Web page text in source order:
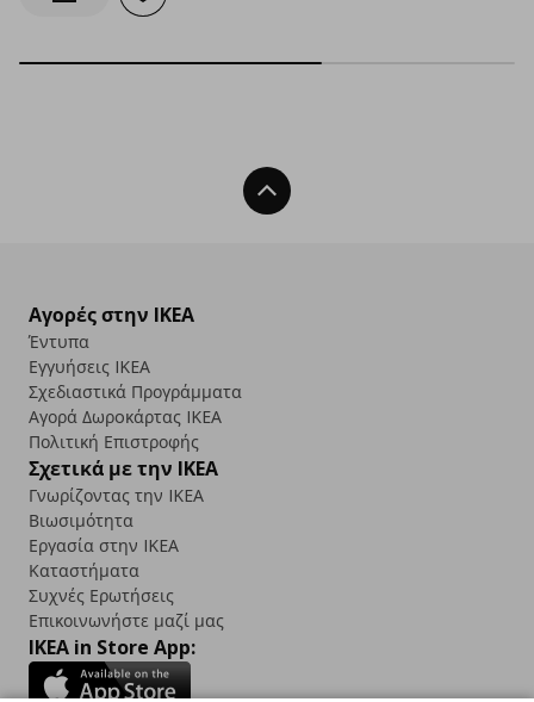
Back To Top
Αγορές στην IKEA
Έντυπα
Εγγυήσεις IKEA
Σχεδιαστικά Προγράμματα
Αγορά Δωρoκάρτας IKEA
Πολιτική Επιστροφής
Σχετικά με την IKEA
Γνωρίζοντας την IKEA
Βιωσιμότητα
Εργασία στην IKEA
Καταστήματα
Συχνές Ερωτήσεις
Επικοινωνήστε μαζί μας
IKEA in Store App: